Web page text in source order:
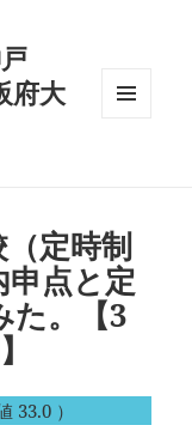
府大
定時制
申点と定
た。【3
33.0 ）